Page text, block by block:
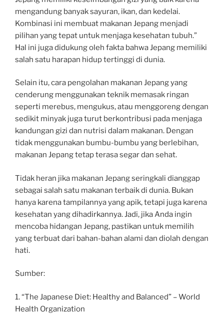
mengandung banyak sayuran, ikan, dan kedelai.
Kombinasi ini membuat makanan Jepang menjadi
pilihan yang tepat untuk menjaga kesehatan tubuh.”
Hal ini juga didukung oleh fakta bahwa Jepang memiliki
salah satu harapan hidup tertinggi di dunia.
Selain itu, cara pengolahan makanan Jepang yang
cenderung menggunakan teknik memasak ringan
seperti merebus, mengukus, atau menggoreng dengan
sedikit minyak juga turut berkontribusi pada menjaga
kandungan gizi dan nutrisi dalam makanan. Dengan
tidak menggunakan bumbu-bumbu yang berlebihan,
makanan Jepang tetap terasa segar dan sehat.
Tidak heran jika makanan Jepang seringkali dianggap
sebagai salah satu makanan terbaik di dunia. Bukan
hanya karena tampilannya yang apik, tetapi juga karena
kesehatan yang dihadirkannya. Jadi, jika Anda ingin
mencoba hidangan Jepang, pastikan untuk memilih
yang terbuat dari bahan-bahan alami dan diolah dengan
hati.
Sumber:
1. “The Japanese Diet: Healthy and Balanced” – World
Health Organization